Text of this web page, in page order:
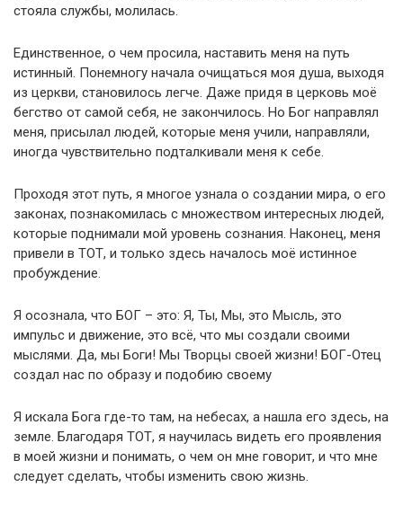
стояла службы, молилась.
Единственное, о чем просила, наставить меня на путь
истинный. Понемногу начала очищаться моя душа, выходя
из церкви, становилось легче. Даже придя в церковь моё
бегство от самой себя, не закончилось. Но Бог направлял
меня, присылал людей, которые меня учили, направляли,
иногда чувствительно подталкивали меня к себе.
Проходя этот путь, я многое узнала о создании мира, о его
законах, познакомилась с множеством интересных людей,
которые поднимали мой уровень сознания. Наконец, меня
привели в ТОТ, и только здесь началось моё истинное
пробуждение.
Я осознала, что БОГ – это: Я, Ты, Мы, это Мысль, это
импульс и движение, это всё, что мы создали своими
мыслями. Да, мы Боги! Мы Творцы своей жизни! БОГ-Отец
создал нас по образу и подобию своему
Я искала Бога где-то там, на небесах, а нашла его здесь, на
земле. Благодаря ТОТ, я научилась видеть его проявления
в моей жизни и понимать, о чем он мне говорит, и что мне
следует сделать, чтобы изменить свою жизнь.